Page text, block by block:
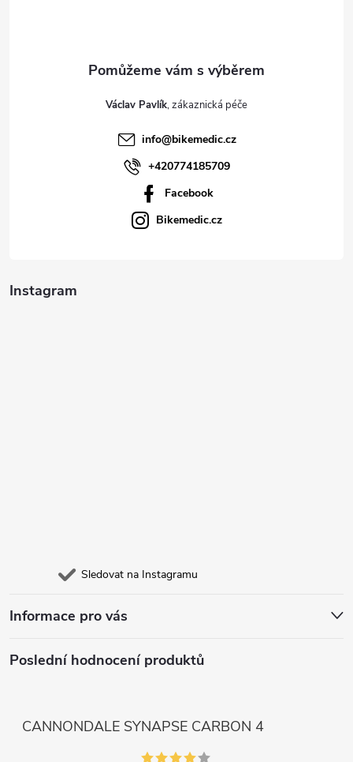
Václav Pavlík
info@bikemedic.cz
+420774185709
Facebook
Bikemedic.cz
Instagram
Sledovat na Instagramu
Informace pro vás
Poslední hodnocení produktů
CANNONDALE SYNAPSE CARBON 4